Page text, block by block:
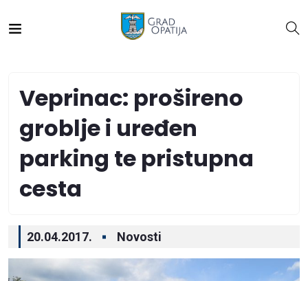
Veprinac: prošireno
groblje i uređen
parking te pristupna
cesta
20.04.2017. Novosti